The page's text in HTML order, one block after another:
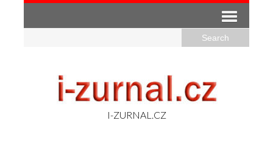
I-ZURNAL.CZ